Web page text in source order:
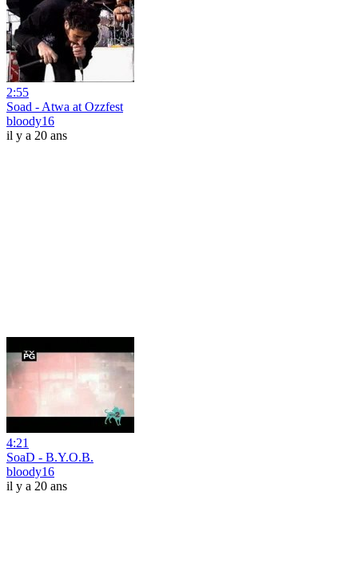
2:55
Soad - Atwa at Ozzfest
bloody16
il y a 20 ans
4:21
SoaD - B.Y.O.B.
bloody16
il y a 20 ans